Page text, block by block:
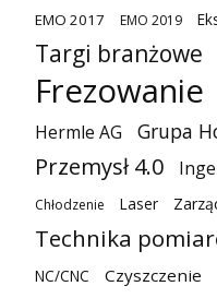
EMO 2017 EMO 2019
Targi branżowe
Frezowanie
Hermle AG Grupa
Przemysł 4.0
Chłodzenie Laser
Technika
NC/CNC Czyszczenie